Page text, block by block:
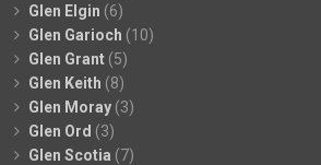
Glen Elgin (6)
Glen Garioch (10)
Glen Grant (5)
Glen Keith (8)
Glen Moray (3)
Glen Ord (3)
Glen Scotia (7)